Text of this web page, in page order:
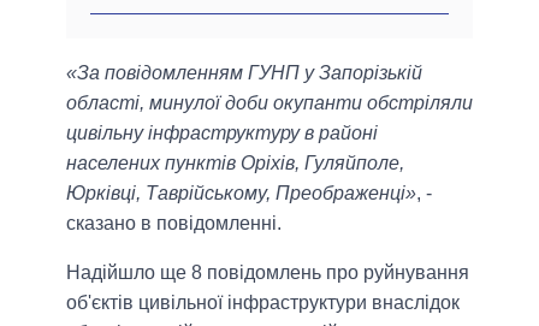
«За повідомленням ГУНП у Запорізькій
області, минулої доби окупанти обстріляли
цивільну інфраструктуру в районі
населених пунктів Оріхів, Гуляйполе,
Юрківці, Таврійському, Преображенці», -
сказано в повідомленні.
Надійшло ще 8 повідомлень про руйнування
об'єктів цивільної інфраструктури внаслідок